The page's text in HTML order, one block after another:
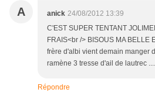
A anick 24/08/2012 13:39
C'EST SUPER TENTANT
FRAIS<br /> BISOUS MA BELLE
frère d'albi vient demain manger
ramène 3 tresse d'ail de lautrec ....
Répondre